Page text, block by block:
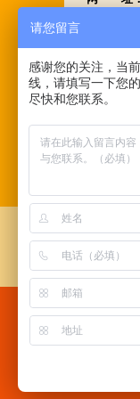
火爆的网
上门指
羊排突出
多,易操
店值得信
加盟的
电子邮件
总部地址
网
| 中国经
请您留言
感谢您的关注，当
线，请填写一下您
尽快和您联系。